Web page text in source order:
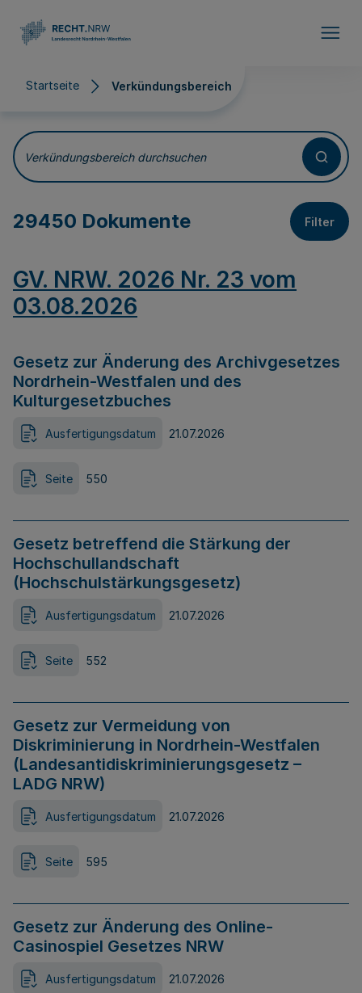
Startseite Verkündungsbereich
Verkündungsbereich
Verkündungsbereich durchsuchen
29450 Dokumente Filter
GV. NRW. 2026 Nr. 23 vom
03.08.2026
Gesetz zur Änderung des Archivgesetzes
Nordrhein-Westfalen und des
Kulturgesetzbuches
Ausfertigungsdatum 21.07.2026
Seite 550
Gesetz betreffend die Stärkung der
Hochschullandschaft
(Hochschulstärkungsgesetz)
Ausfertigungsdatum 21.07.2026
Seite 552
Gesetz zur Vermeidung von
Diskriminierung in Nordrhein-Westfalen
(Landesantidiskriminierungsgesetz –
LADG NRW)
Ausfertigungsdatum 21.07.2026
Seite 595
Gesetz zur Änderung des Online-
Casinospiel Gesetzes NRW
Ausfertigungsdatum 21.07.2026